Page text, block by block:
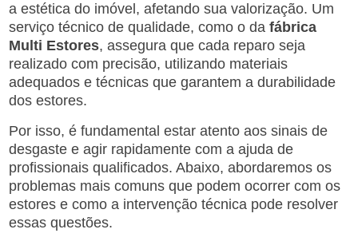
a estética do imóvel, afetando sua valorização. Um
serviço técnico de qualidade, como o dafábrica
Multi Estores, assegura que cada reparo seja
realizado com precisão, utilizando materiais
adequados e técnicas que garantem a durabilidade
dos estores.
Por isso, é fundamental estar atento aos sinais de
desgaste e agir rapidamente com a ajuda de
profissionais qualificados. Abaixo, abordaremos os
problemas mais comuns que podem ocorrer com os
estores e como a intervenção técnica pode resolver
essas questões.